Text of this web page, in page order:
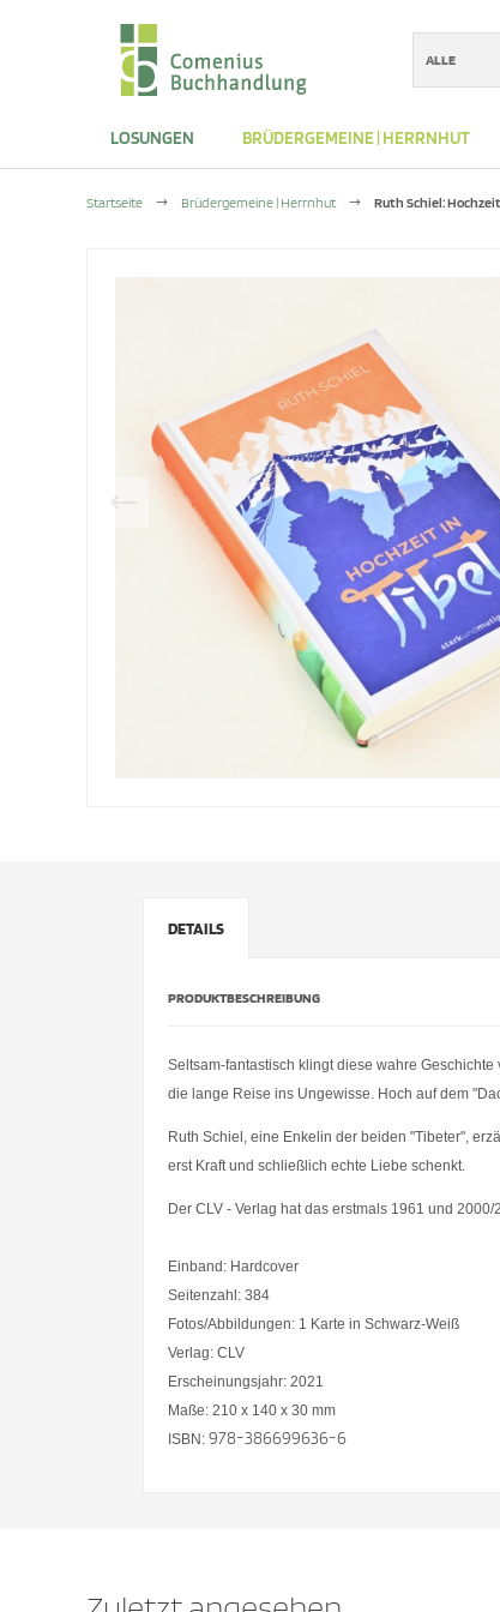
ALLE
LOSUNGEN BRÜDERGEMEINE | HERRNHUT
Startseite Brüdergemeine | Herrnhut Ruth Schiel:
DETAILS
PRODUKTBESCHREIBUNG
Seltsam-fantastisch klingt diese wahre
die lange Reise ins Ungewisse. Hoch auf dem
Ruth Schiel, eine Enkelin der beiden "Tibeter",
erst Kraft und schließlich echte Liebe schenkt.
Der CLV - Verlag hat das erstmals 1961 und
Einband: Hardcover
Seitenzahl: 384
Fotos/Abbildungen: 1 Karte in Schwarz-Weiß
Verlag: CLV
Erscheinungsjahr: 2021
Maße: 210 x 140 x 30 mm
ISBN:978-386699636-6